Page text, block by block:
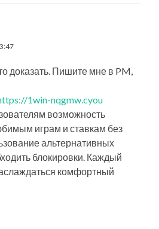
доказать. Пишите мне в PM,
1win-nqgmw.cyou
возможность
играм и ставкам без
альтернативных
блокировки. Каждый
комфортный